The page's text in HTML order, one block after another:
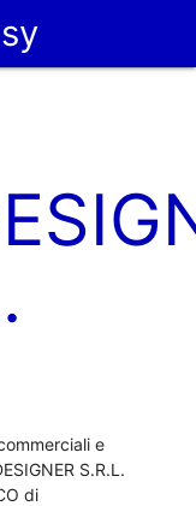
e
S.R.L.
di